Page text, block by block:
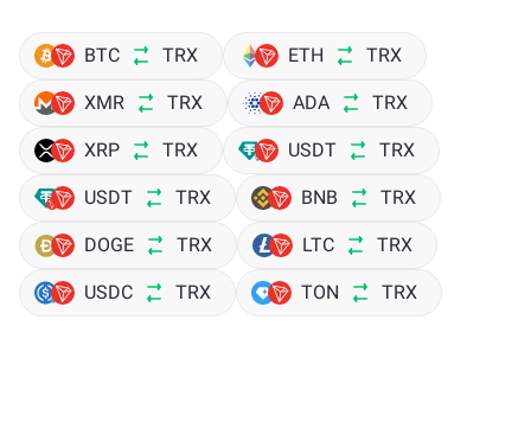
BTC TRX ETH TRX
XMR TRX ADA TRX
XRP TRX USDT TRX
USDT TRX BNB TRX
DOGE TRX LTC TRX
USDC TRX TON TRX